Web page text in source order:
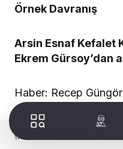
Örnek Davranış
Arsin Esnaf Kefalet
Ekrem Gürsoy’dan
Haber: Recep Güngör
WORLDTURK REKLAM ALANI